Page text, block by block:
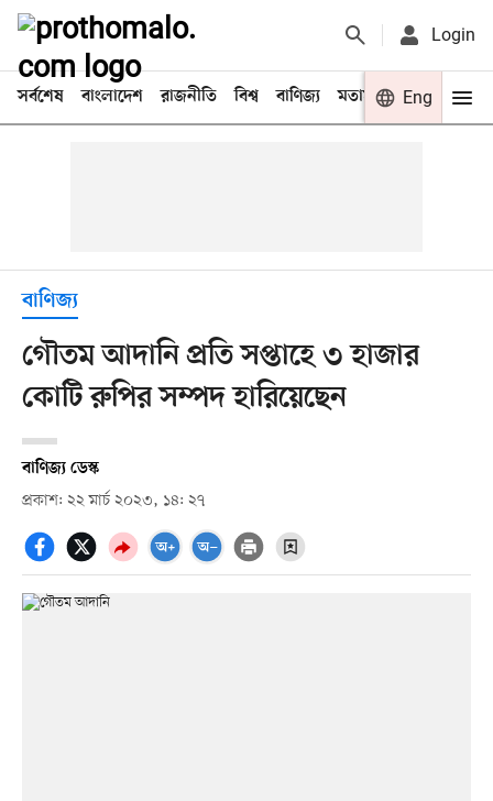
Login
সর্বশেষ বাংলাদেশ রাজনীতি বিশ্ব বাণিজ্য মতামত খেলা
Eng
বাণিজ্য
গৌতম আদানি প্রতি সপ্তাহে ৩ হাজার
কোটি রুপির সম্পদ হারিয়েছেন
বাণিজ্য ডেস্ক
প্রকাশ: ২২ মার্চ ২০২৩, ১৪: ২৭